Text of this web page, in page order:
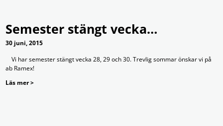
Semester stängt vecka…
30 juni, 2015
Vi har semester stängt vecka 28, 29 och 30. Trevlig sommar önskar vi på
ab Ramex!
Läs mer >